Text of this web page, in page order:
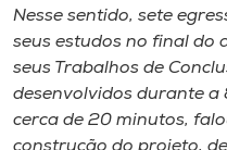
Museu
Unoesc
Nesse sentido, sete
seus estudos no final do
seus Trabalhos de
desenvolvidos durante a
cerca de 20 minutos,